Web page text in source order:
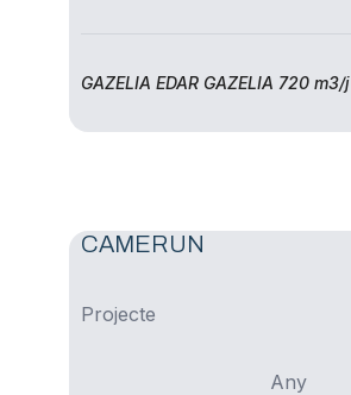
GAZELIA EDAR GAZELIA 720 m3/j
CAMERUN
Projecte
Any